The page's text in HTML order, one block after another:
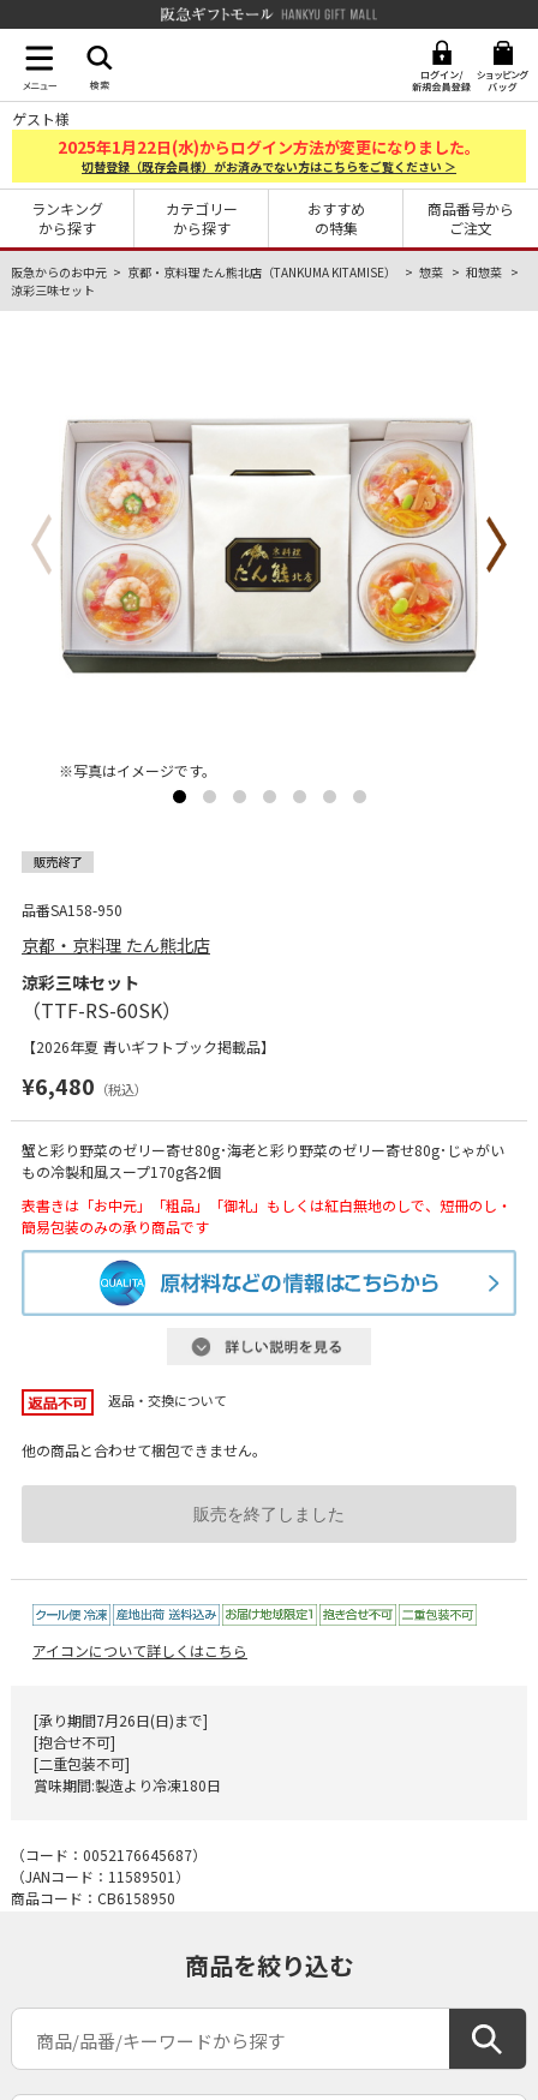
ゲスト様
2025年1月22日(水)からログイン方法が変更になりました。
切替登録（既存会員様）がお済みでない方はこちらをご覧ください ＞
ランキング
から探す
カテゴリー
から探す
おすすめ
の特集
商品番号から
ご注文
阪急からのお中元 京都・京料理 たん熊北店（TANKUMA KITAMISE） 惣菜
和惣菜
涼彩三味セット
※写真はイメージです。
品番SA158-950
京都・京料理 たん熊北店
涼彩三味セット
【2026年夏 青いギフトブック掲載品】
¥6,480 （税込）
蟹と彩り野菜のゼリー寄せ80g･海老と彩り野菜のゼリー寄せ80g･じゃがい
もの冷製和風スープ170g各2個
表書きは「お中元」「粗品」「御礼」もしくは紅白無地のしで、短冊のし・
簡易包装のみの承り商品です
返品・交換について
他の商品と合わせて梱包できません。
販売を終了しました
アイコンについて詳しくはこちら
[承り期間7月26日(日)まで]
[抱合せ不可]
[二重包装不可]
賞味期間:製造より冷凍180日
（コード： 0052176645687）
（JANコード： 11589501 ）
商品コード：CB6158950
商品を絞り込む